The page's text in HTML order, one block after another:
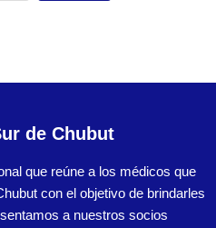
de Chubut
que reúne a los médicos que
con el objetivo de brindarles
a nuestros socios